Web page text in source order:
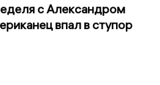
с Александром
впал в ступор